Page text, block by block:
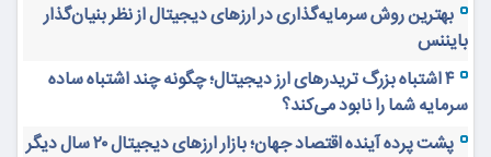
بهترین روش سرمایه‌گذاری در ارزهای دیجیتال از نظر بنیان‌گذار
بایننس
۴ اشتباه بزرگ تریدرهای ارز دیجیتال؛ چگونه چند اشتباه ساده
سرمایه شما را نابود می‌کند؟
پشت پرده آینده اقتصاد جهان؛ بازار ارزهای دیجیتال ۲۰ سال دیگر